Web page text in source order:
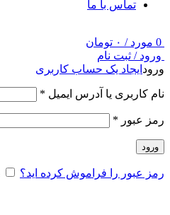
تماس با ما
0 مورد / ۰ تومان
ورود / ثبت نام
ورود ایجاد یک حساب کاربری
نام کاربری یا آدرس ایمیل *
رمز عبور *
ورود
رمز عبور را فراموش کرده اید؟